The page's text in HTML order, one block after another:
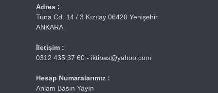
Adres :
Tuna Cd. 14 / 3 Kızılay 06420 Yenişehir
ANKARA
İletişim :
0312 435 37 60 - iktibas@yahoo.com
Hesap Numaralarımız :
Anlam Basın Yayın